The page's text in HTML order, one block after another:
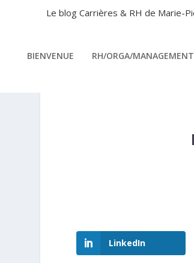
Le blog Carrières & RH de Marie-
BIENVENUE RH/ORGA/MANAGEMENT
LinkedIn